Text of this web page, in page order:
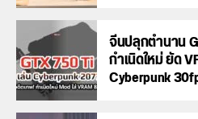
จีนปลุกตำนาน
กำเนิดใหม่ ยัด
Cyberpunk